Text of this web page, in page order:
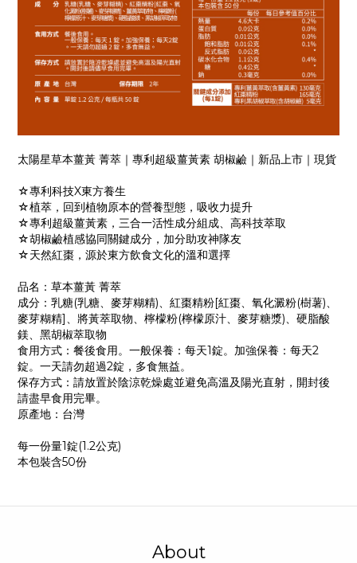
太陽星草本薑黃 菁萃｜專利超級薑黃素 胡椒鹼｜新品上市｜現貨
☆專利科技X東方養生
☆植萃，回到植物原本的營養型態，吸收力提升
☆專利超級薑黃素，三合一活性成分組成、高科技萃取
☆胡椒鹼植感協同關鍵成分，加分助攻神隊友
☆天然紅棗，源於東方飲食文化的溫和選擇
品名：草本薑黃 菁萃
成分：乳糖(乳糖、麥芽糊精)、紅棗精粉[紅棗、氧化澱粉(樹薯)、
麥芽糊精]、將黃萃取物、檸檬粉(檸檬原汁、麥芽糖漿)、硬脂酸
鎂、黑胡椒萃取物
食用方式：餐後食用。一般保養：每天1錠。加強保養：每天2
錠。一天請勿超過2錠，多食無益。
保存方式：請放置於陰涼乾燥處並避免高溫及陽光直射，開封後
請盡早食用完畢。
原產地：台灣
每一份量1錠(1.2公克)
本包裝含50份
About